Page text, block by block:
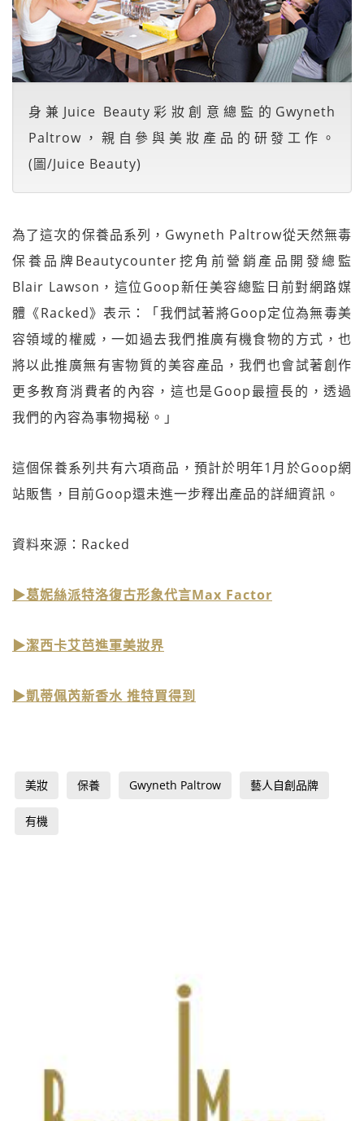
身兼Juice Beauty彩妝創意總監的Gwyneth
Paltrow，親自參與美妝產品的研發工作。
(圖/Juice Beauty)
為了這次的保養品系列，Gwyneth Paltrow從天然無毒
保養品牌Beautycounter挖角前營銷產品開發總監
Blair Lawson，這位Goop新任美容總監日前對網路媒
體《Racked》表示：「我們試著將Goop定位為無毒美
容領域的權威，一如過去我們推廣有機食物的方式，也
將以此推廣無有害物質的美容產品，我們也會試著創作
更多教育消費者的內容，這也是Goop最擅長的，透過
我們的內容為事物揭秘。」
這個保養系列共有六項商品，預計於明年1月於Goop網
站販售，目前Goop還未進一步釋出產品的詳細資訊。
資料來源：Racked
▶葛妮絲派特洛復古形象代言Max Factor
▶潔西卡艾芭進軍美妝界
▶凱蒂佩芮新香水 推特買得到
美妝 保養 Gwyneth Paltrow 藝人自創品牌
有機